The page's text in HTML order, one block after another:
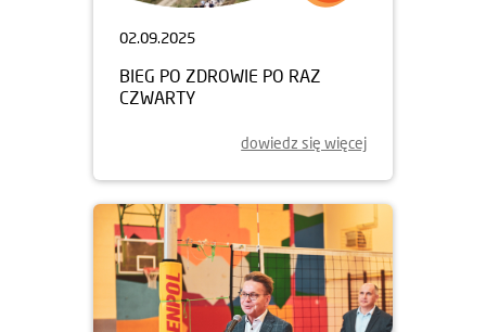
02.09.2025
BIEG PO ZDROWIE PO RAZ
CZWARTY
dowiedz się więcej